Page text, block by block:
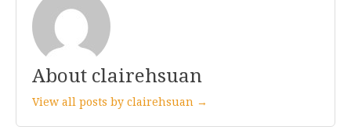
About clairehsuan
View all posts by clairehsuan →